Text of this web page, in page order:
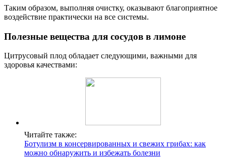
Таким образом, выполняя очистку, оказывают благоприятное
воздействие практически на все системы.
Полезные вещества для сосудов в лимоне
Цитрусовый плод обладает следующими, важными для
здоровья качествами:
Читайте также:
Ботулизм в консервированных и свежих грибах: как
можно обнаружить и избежать болезни